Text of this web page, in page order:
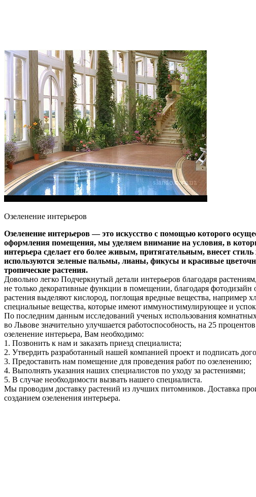
Озеленение интерьеров
Озеленение интерьеров — это искусство с помощью которого
оформления помещения, мы уделяем внимание на условия, в
интерьера сделает его более живым, притягательным, внесет
используются зеленые пальмы, лианы, фикусы и красивые
тропические растения.
Довольно легко Подчеркнутый детали интерьеров благодаря
не только декоративные функции в помещении, благодаря
растения выделяют кислород, поглощая вредные вещества,
специальные вещества, которые имеют иммуностимулирующее и
По последним данным исследований ученых использования
во Львове значительно улучшается работоспособность, на 25
озеленение интерьера, Вам необходимо:
1. Позвонить к нам и заказать приезд специалиста;
2. Утвердить разработанный нашей компанией проект и подписать
3. Предоставить нам помещение для проведения работ по озеленению;
4. Выполнять указания наших специалистов по уходу за растениями;
5. В случае необходимости вызвать нашего специалиста.
Мы проводим доставку растений из лучших питомников. Доставка
созданием озеленения интерьера.